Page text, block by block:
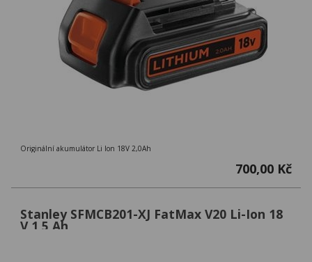
Originální akumulátor Li Ion 18V 2,0Ah
700,00 Kč
Stanley SFMCB201-XJ FatMax V20 Li-Ion 18
V 1,5 Ah